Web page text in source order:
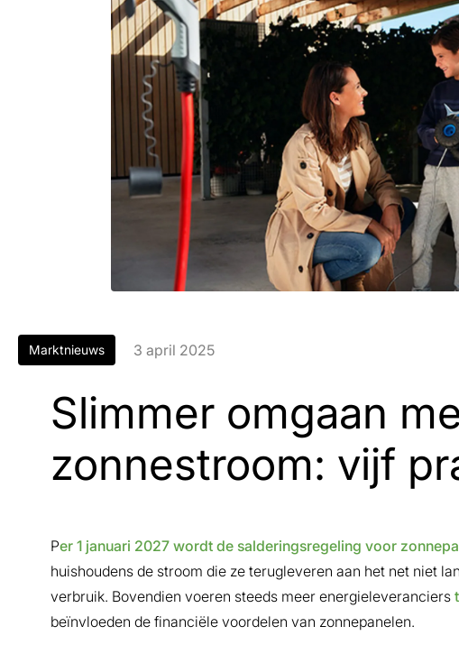
Marktnieuws 3 april 2025
Slimmer omgaan
zonnestroom: vijf
Per 1 januari 2027 wordt de salderingsregeling voor
huishoudens de stroom die ze terugleveren aan het net niet
verbruik. Bovendien voeren steeds meer energieleveranciers
beïnvloeden de financiële voordelen van zonnepanelen.